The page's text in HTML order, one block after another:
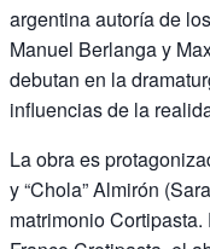
argentina autoría de
Manuel Berlanga y
debutan en la
influencias de la
La obra es
y “Chola” Almirón
matrimonio Cortipasta.